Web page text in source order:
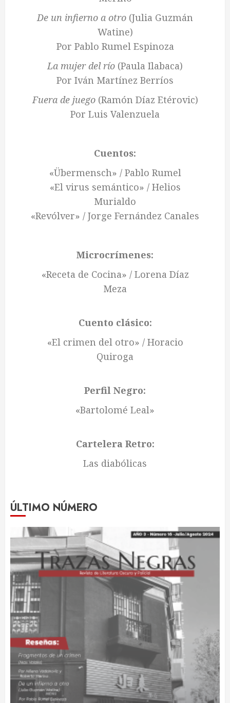
De un infierno a otro (Julia Guzmán
Watine)
Por Pablo Rumel Espinoza
La mujer del río (Paula Ilabaca)
Por Iván Martínez Berríos
Fuera de juego(Ramón Díaz Etérovic)
Por Luis Valenzuela
Cuentos:
«Übermensch» / Pablo Rumel
«El virus semántico» / Helios
Murialdo
«Revólver» / Jorge Fernández Canales
Microcrímenes:
«Receta de Cocina» / Lorena Díaz
Meza
Cuento clásico:
«El crimen del otro» / Horacio
Quiroga
Perfil Negro:
«Bartolomé Leal»
Cartelera Retro:
Las diabólicas
ÚLTIMO NÚMERO